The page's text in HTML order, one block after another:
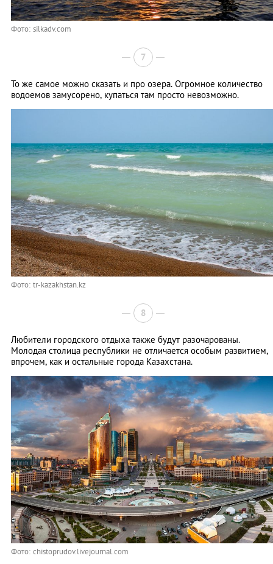
Фото: silkadv.com
7
То же самое можно сказать и про озера. Огромное количество
водоемов замусорено, купаться там просто невозможно.
Фото: tr-kazakhstan.kz
8
Любители городского отдыха также будут разочарованы.
Молодая столица республики не отличается особым развитием,
впрочем, как и остальные города Казахстана.
Фото: chistoprudov.livejournal.com